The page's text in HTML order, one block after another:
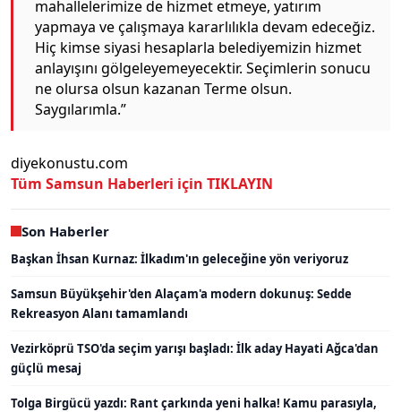
mahallelerimize de hizmet etmeye, yatırım
yapmaya ve çalışmaya kararlılıkla devam edeceğiz.
Hiç kimse siyasi hesaplarla belediyemizin hizmet
anlayışını gölgeleyemeyecektir. Seçimlerin sonucu
ne olursa olsun kazanan Terme olsun.
Saygılarımla.”
diyekonustu.com
Tüm Samsun Haberleri için TIKLAYIN
Son Haberler
Başkan İhsan Kurnaz: İlkadım'ın geleceğine yön veriyoruz
Samsun Büyükşehir'den Alaçam'a modern dokunuş: Sedde
Rekreasyon Alanı tamamlandı
Vezirköprü TSO'da seçim yarışı başladı: İlk aday Hayati Ağca'dan
güçlü mesaj
Tolga Birgücü yazdı: Rant çarkında yeni halka! Kamu parasıyla,